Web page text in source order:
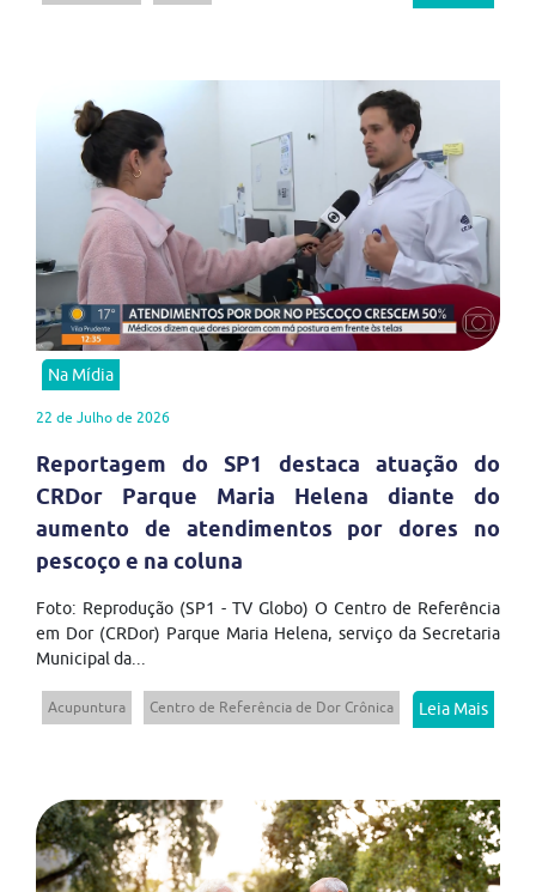
Na Mídia
22 de Julho de 2026
Reportagem do SP1 destaca atuação do
CRDor Parque Maria Helena diante do
aumento de atendimentos por dores no
pescoço e na coluna
Foto: Reprodução (SP1 - TV Globo) O Centro de Referência
em Dor (CRDor) Parque Maria Helena, serviço da Secretaria
Municipal da...
Acupuntura Centro de Referência de Dor Crônica Leia Mais